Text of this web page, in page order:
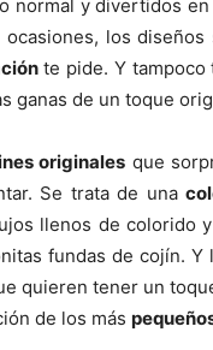
normal y divertidos
los
te pide. Y tampoco
ganas de un toque
originales que
Se trata de una
llenos de colorido
fundas de cojín.
quieren tener un
de los más